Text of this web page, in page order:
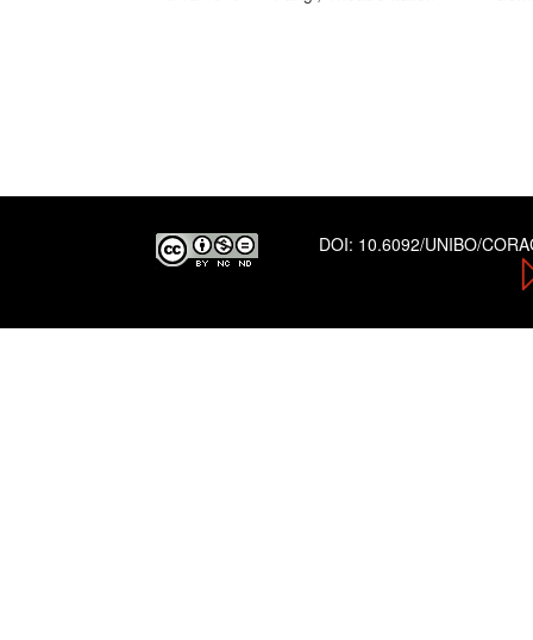
DOI: 10.6092/UNIBO/